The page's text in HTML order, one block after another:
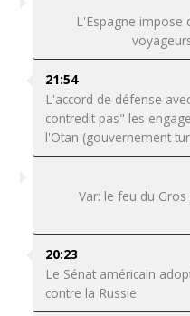
L'Espagne impose
21:54
L'accord de défense
contredit pas" les
l'Otan (gouvernement
Var: le feu du
20:23
Le Sénat américain
contre la Russie